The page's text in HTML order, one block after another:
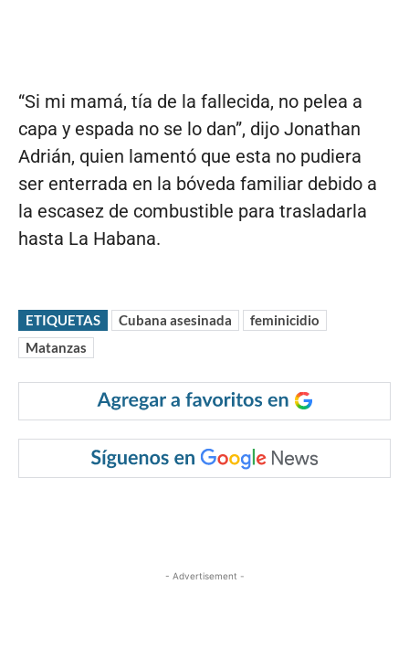
“Si mi mamá, tía de la fallecida, no pelea a
capa y espada no se lo dan”, dijo Jonathan
Adrián, quien lamentó que esta no pudiera
ser enterrada en la bóveda familiar debido a
la escasez de combustible para trasladarla
hasta La Habana.
ETIQUETAS Cubana asesinada
feminicidio
Matanzas
- Advertisement -